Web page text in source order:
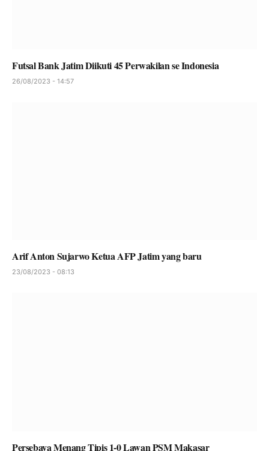
Futsal Bank Jatim Diikuti 45 Perwakilan se Indonesia
26/08/2023 - 14:57
Arif Anton Sujarwo Ketua AFP Jatim yang baru
23/08/2023 - 08:13
Persebaya Menang Tipis 1-0 Lawan PSM Makasar